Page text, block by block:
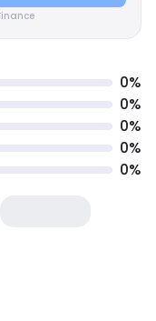
0%
0%
0%
0%
0%